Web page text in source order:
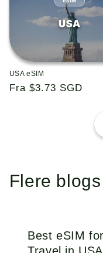
USA eSIM
Almindelig
Fra $3.73 SGD
Flere
Best eSIM